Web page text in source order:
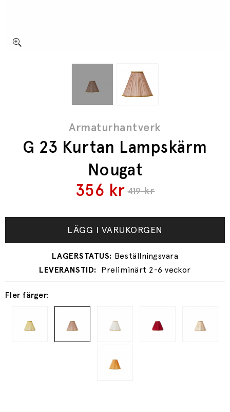
Armaturhantverk
G 23 Kurtan Lampskärm
Nougat
419kr
356 kr
Fler färger:
LÄGG I VARUKORGEN
Preliminärt 2-6 veckor